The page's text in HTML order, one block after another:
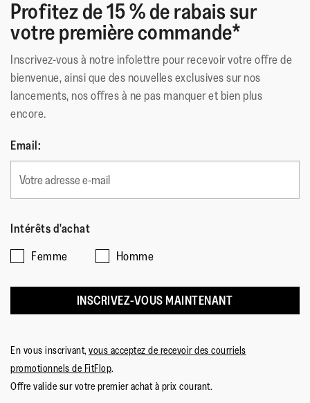
Profitez de 15 % de rabais sur
votre première commande*
Inscrivez-vous à notre infolettre pour recevoir votre offre de
bienvenue, ainsi que des nouvelles exclusives sur nos
lancements, nos offres à ne pas manquer et bien plus
encore.
Email:
Intérêts d'achat
Femme
Homme
INSCRIVEZ-VOUS MAINTENANT
En vous inscrivant, vous acceptez de recevoir des courriels
promotionnels de FitFlop.
Offre valide sur votre premier achat à prix courant.